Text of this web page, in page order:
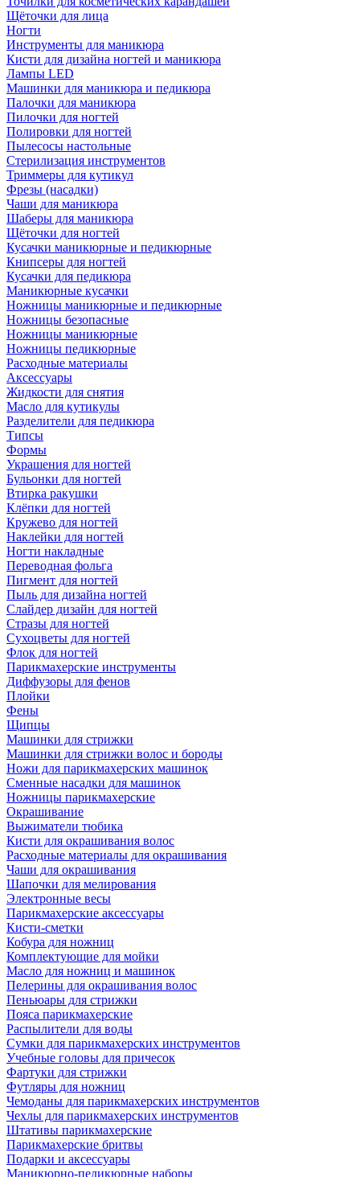
Щёточки для лица
Ногти
Инструменты для маникюра
Кисти для дизайна ногтей и маникюра
Лампы LED
Машинки для маникюра и педикюра
Палочки для маникюра
Пилочки для ногтей
Полировки для ногтей
Пылесосы настольные
Стерилизация инструментов
Триммеры для кутикул
Фрезы (насадки)
Чаши для маникюра
Шаберы для маникюра
Щёточки для ногтей
Кусачки маникюрные и педикюрные
Книпсеры для ногтей
Кусачки для педикюра
Маникюрные кусачки
Ножницы маникюрные и педикюрные
Ножницы безопасные
Ножницы маникюрные
Ножницы педикюрные
Расходные материалы
Аксессуары
Жидкости для снятия
Масло для кутикулы
Разделители для педикюра
Типсы
Формы
Украшения для ногтей
Бульонки для ногтей
Втирка ракушки
Клёпки для ногтей
Кружево для ногтей
Наклейки для ногтей
Ногти накладные
Переводная фольга
Пигмент для ногтей
Пыль для дизайна ногтей
Слайдер дизайн для ногтей
Стразы для ногтей
Сухоцветы для ногтей
Флок для ногтей
Парикмахерские инструменты
Диффузоры для фенов
Плойки
Фены
Щипцы
Машинки для стрижки
Машинки для стрижки волос и бороды
Ножи для парикмахерских машинок
Сменные насадки для машинок
Ножницы парикмахерские
Окрашивание
Выжиматели тюбика
Кисти для окрашивания волос
Расходные материалы для окрашивания
Чаши для окрашивания
Шапочки для мелирования
Электронные весы
Парикмахерские аксессуары
Кисти-сметки
Кобура для ножниц
Комплектующие для мойки
Масло для ножниц и машинок
Пелерины для окрашивания волос
Пеньюары для стрижки
Пояса парикмахерские
Распылители для воды
Сумки для парикмахерских инструментов
Учебные головы для причесок
Фартуки для стрижки
Футляры для ножниц
Чемоданы для парикмахерских инструментов
Чехлы для парикмахерских инструментов
Штативы парикмахерские
Парикмахерские бритвы
Подарки и аксессуары
Маникюрно-педикюрные наборы